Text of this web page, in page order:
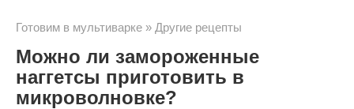
Готовим в мультиварке » Другие рецепты
Можно ли замороженные
наггетсы приготовить в
микроволновке?